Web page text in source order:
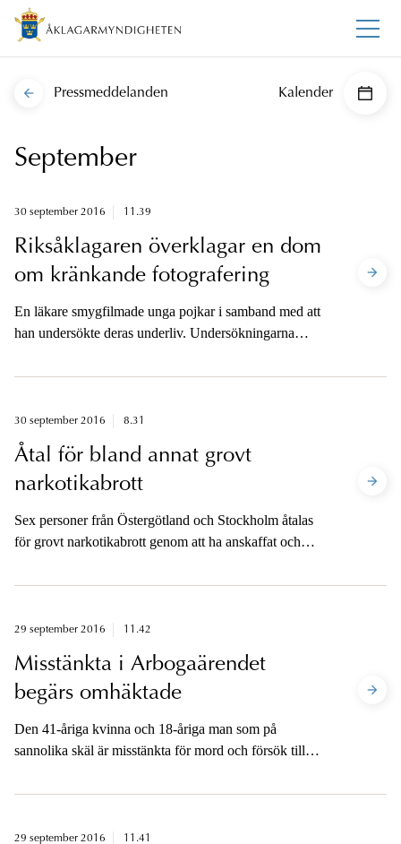
Pressmeddelanden Kalender
September
30 september 2016 11.39
Riksåklagaren överklagar en dom
om kränkande fotografering
En läkare smygfilmade unga pojkar i samband med att
han undersökte deras underliv. Undersökningarna
eller i ett avskilt rum på en skola. För detta har läkaren
och barnpornografibrott. Åklagaren ville att läkaren
även skulle dömas för kränkande fotografering av
pojkarnas anhöriga och vårdpersonal som kommit med
på filmerna.Hovrätten har ogillat åtalen för kränkande
läkarundersökning inte är ett sådant ”annat liknande
utrymme” som avses i lagtexten.
30 september 2016 8.31
Åtal för bland annat grovt
narkotikabrott
Sex personer från Östergötland och Stockholm åtalas
för grovt narkotikabrott genom att ha anskaffat och
29 september 2016 11.42
Misstänkta i Arbogaärendet
begärs omhäktade
Den 41-åriga kvinna och 18-åriga man som på
sannolika skäl är misstänkta för mord och försök till
omhäktade.
29 september 2016 11.41